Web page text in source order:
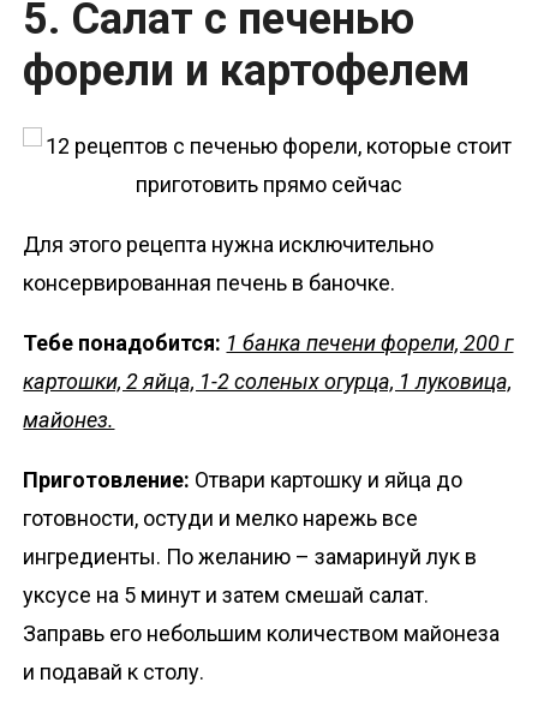
5. Салат с печенью
форели и картофелем
Для этого рецепта нужна исключительно
консервированная печень в баночке.
Тебе понадобится: 1 банка печени форели, 200 г
картошки, 2 яйца, 1-2 соленых огурца, 1 луковица,
майонез.
Приготовление: Отвари картошку и яйца до
готовности, остуди и мелко нарежь все
ингредиенты. По желанию – замаринуй лук в
уксусе на 5 минут и затем смешай салат.
Заправь его небольшим количеством майонеза
и подавай к столу.